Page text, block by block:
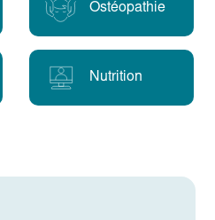
Ostéopathie
Nutrition